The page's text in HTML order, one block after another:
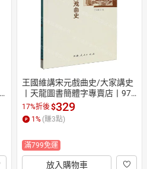
王國維講宋元戲曲史/大家講史
丨天龍圖書簡體字專賣店丨978
7215138964 (tl2606)
17%折後$329
1 % (賺3點)
滿799免運
放入購物車